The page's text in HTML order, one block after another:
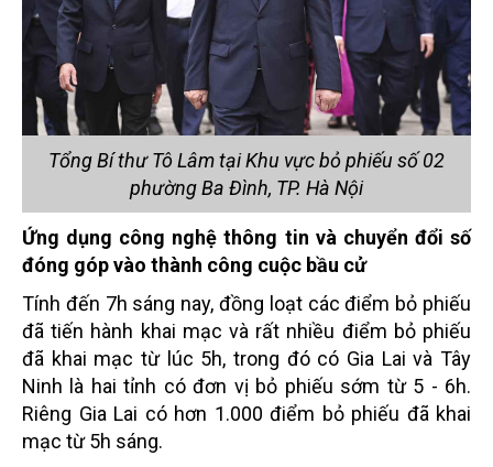
Tổng Bí thư Tô Lâm tại Khu vực bỏ phiếu số 02
phường Ba Đình, TP. Hà Nội
Ứng dụng công nghệ thông tin và chuyển đổi số
đóng góp vào thành công cuộc bầu cử
Tính đến 7h sáng nay, đồng loạt các điểm bỏ phiếu
đã tiến hành khai mạc và rất nhiều điểm bỏ phiếu
đã khai mạc từ lúc 5h, trong đó có Gia Lai và Tây
Ninh là hai tỉnh có đơn vị bỏ phiếu sớm từ 5 - 6h.
Riêng Gia Lai có hơn 1.000 điểm bỏ phiếu đã khai
mạc từ 5h sáng.